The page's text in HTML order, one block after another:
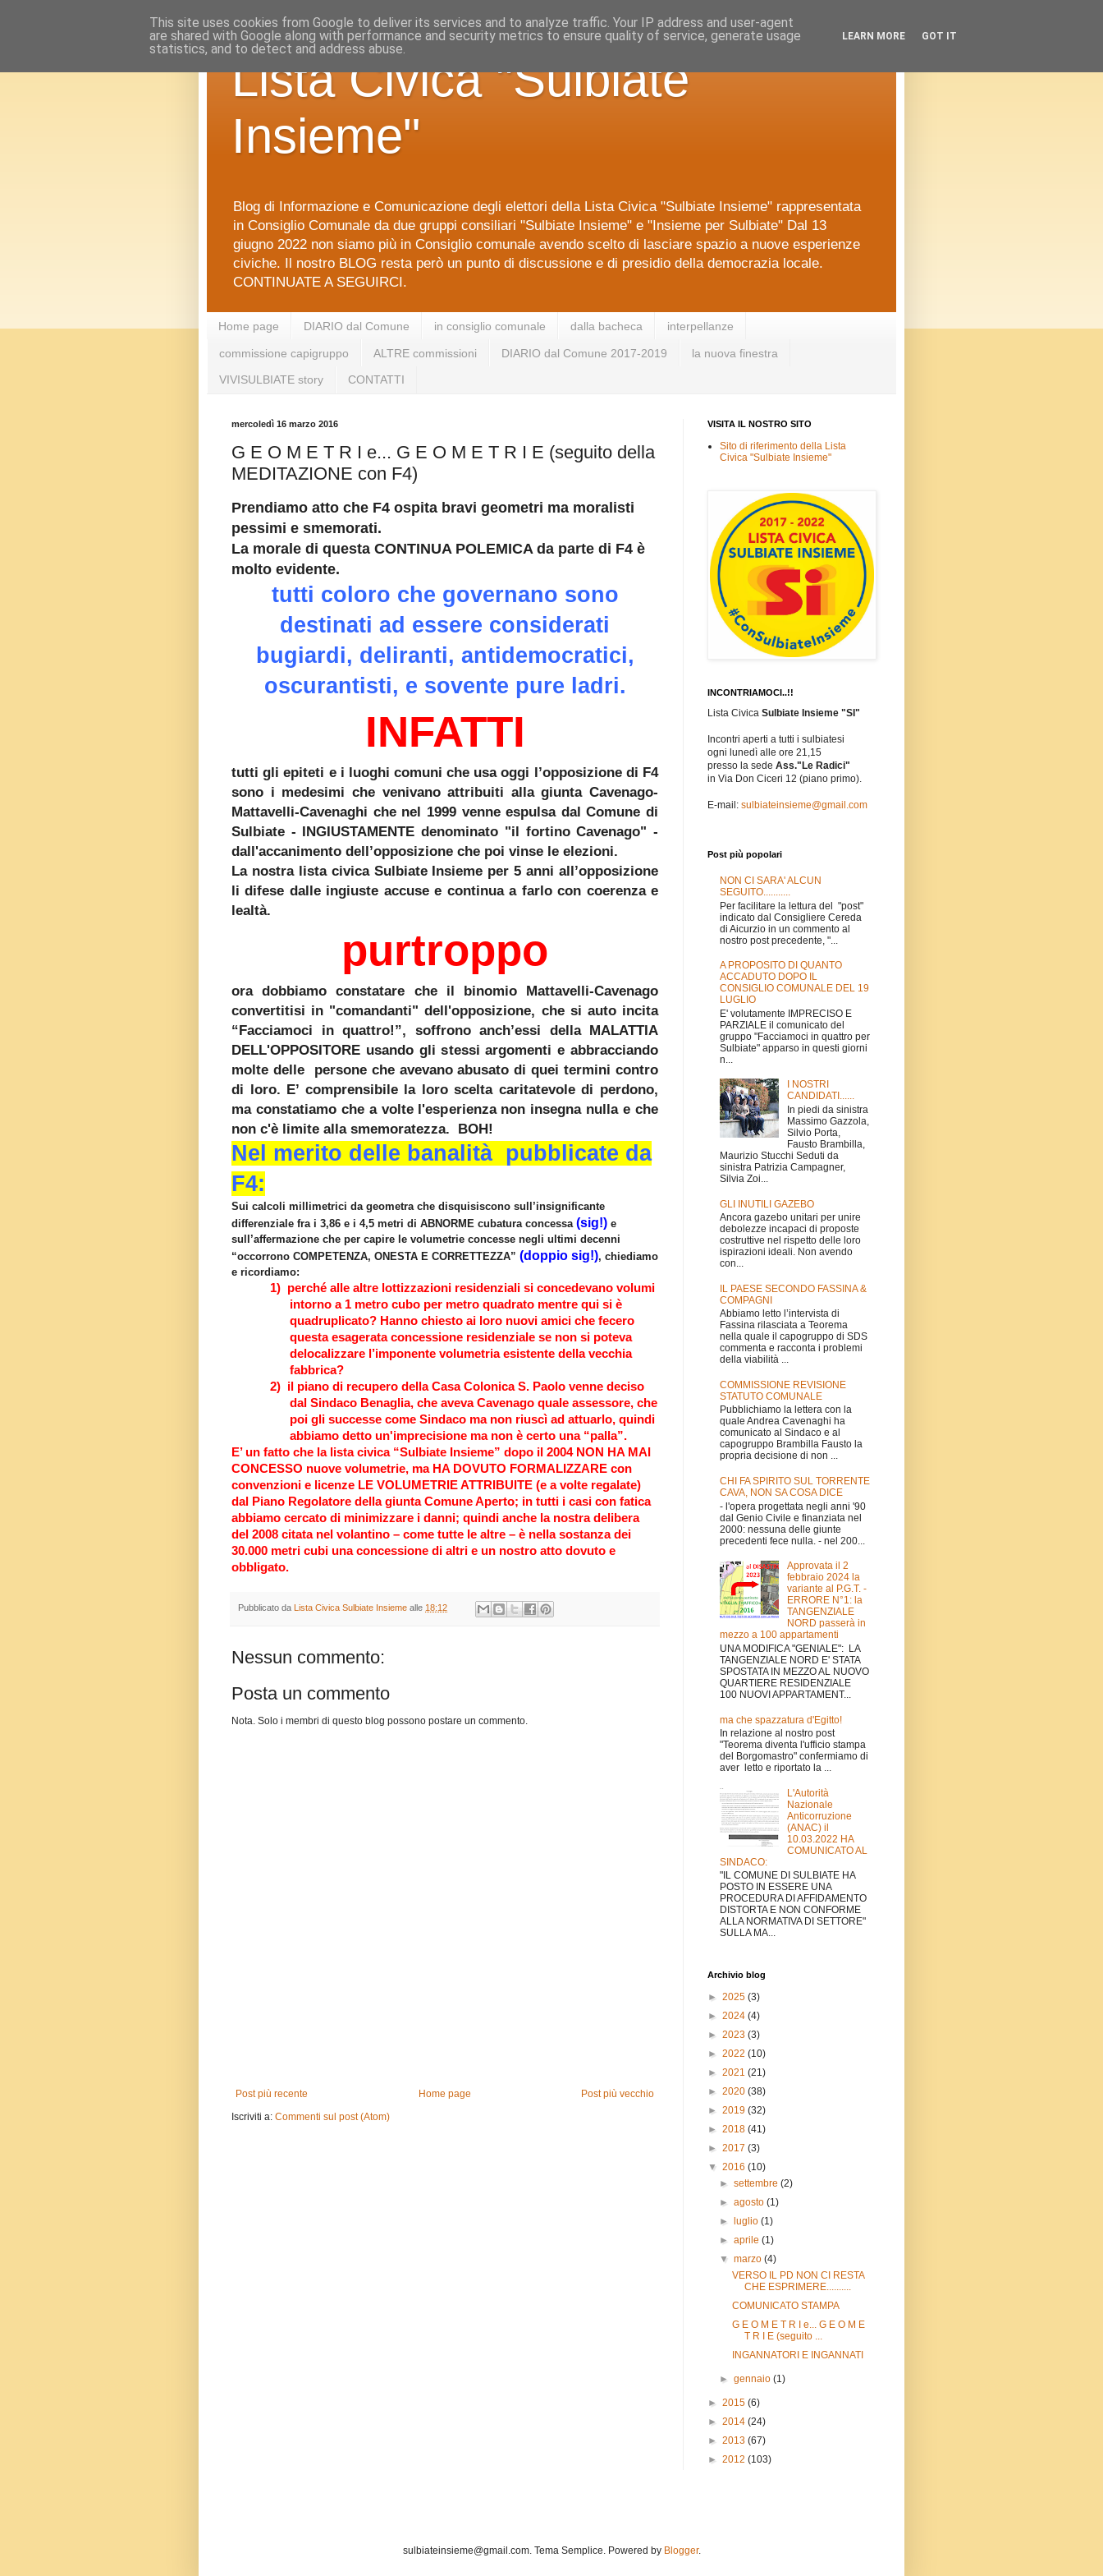
Lista Civica "Sulbiate
Insieme"
Blog di Informazione e Comunicazione degli elettori della Lista Civica "Sulbiate Insieme" rappresentata
in Consiglio Comunale da due gruppi consiliari "Sulbiate Insieme" e "Insieme per Sulbiate" Dal 13
giugno 2022 non siamo più in Consiglio comunale avendo scelto di lasciare spazio a nuove esperienze
civiche. Il nostro BLOG resta però un punto di discussione e di presidio della democrazia locale.
CONTINUATE A SEGUIRCI.
Home page DIARIO dal Comune in consiglio comunale dalla bacheca interpellanze
commissione capigruppo ALTRE commissioni DIARIO dal Comune 2017-2019 la nuova finestra
VIVISULBIATE story CONTATTI
mercoledì 16 marzo 2016
G E O M E T R I e... G E O M E T R I E (seguito della
MEDITAZIONE con F4)
Prendiamo atto che F4 ospita bravi geometri ma moralisti
pessimi e smemorati.
La morale di questa CONTINUA POLEMICA da parte di F4 è
molto evidente.
tutti coloro che governano sono
destinati ad essere considerati
bugiardi, deliranti, antidemocratici,
oscurantisti, e sovente pure ladri.
INFATTI
tutti gli epiteti e i luoghi comuni che usa oggi l’opposizione di F4
sono i medesimi che venivano attribuiti alla giunta Cavenago-
Mattavelli-Cavenaghi che nel 1999 venne espulsa dal Comune di
Sulbiate - INGIUSTAMENTE denominato "il fortino Cavenago" -
dall'accanimento dell’opposizione che poi vinse le elezioni.
La nostra lista civica Sulbiate Insieme per 5 anni all’opposizione
li difese dalle ingiuste accuse e continua a farlo con coerenza e
lealtà.
purtroppo
ora dobbiamo constatare che il binomio Mattavelli-Cavenago
convertitisi in "comandanti" dell'opposizione, che si auto incita
“Facciamoci in quattro!”, soffrono anch’essi della MALATTIA
DELL'OPPOSITORE usando gli stessi argomenti e abbracciando
molte delle persone che avevano abusato di quei termini contro
di loro. E’ comprensibile la loro scelta caritatevole di perdono,
ma constatiamo che a volte l'esperienza non insegna nulla e che
non c'è limite alla smemoratezza. BOH!
Nel merito delle banalità pubblicate da
F4:
Sui calcoli millimetrici da geometra che disquisiscono sull’insignificante
differenziale fra i 3,86 e i 4,5 metri di ABNORME cubatura concessa (sig!) e
sull’affermazione che per capire le volumetrie concesse negli ultimi decenni
“occorrono COMPETENZA, ONESTA E CORRETTEZZA” (doppio sig!), chiediamo
e ricordiamo:
1) perché alle altre lottizzazioni residenziali si concedevano volumi
intorno a 1 metro cubo per metro quadrato mentre qui si è
quadruplicato? Hanno chiesto ai loro nuovi amici che fecero
questa esagerata concessione residenziale se non si poteva
delocalizzare l’imponente volumetria esistente della vecchia
fabbrica?
2) il piano di recupero della Casa Colonica S. Paolo venne deciso
dal Sindaco Benaglia, che aveva Cavenago quale assessore, che
poi gli successe come Sindaco ma non riuscì ad attuarlo, quindi
abbiamo detto un'imprecisione ma non è certo una “palla”.
E’ un fatto che la lista civica “Sulbiate Insieme” dopo il 2004 NON HA MAI
CONCESSO nuove volumetrie, ma HA DOVUTO FORMALIZZARE con
convenzioni e licenze LE VOLUMETRIE ATTRIBUITE (e a volte regalate)
dal Piano Regolatore della giunta Comune Aperto; in tutti i casi con fatica
abbiamo cercato di minimizzare i danni; quindi anche la nostra delibera
del 2008 citata nel volantino – come tutte le altre – è nella sostanza dei
30.000 metri cubi una concessione di altri e un nostro atto dovuto e
obbligato.
Pubblicato da Lista Civica Sulbiate Insieme alle 18:12
Nessun commento:
Posta un commento
Nota. Solo i membri di questo blog possono postare un commento.
Post più recente Post più vecchio
Home page
Iscriviti a: Commenti sul post (Atom)
VISITA IL NOSTRO SITO
Sito di riferimento della Lista
Civica "Sulbiate Insieme"
INCONTRIAMOCI..!!
Lista Civica Sulbiate Insieme "SI"
Incontri aperti a tutti i sulbiatesi
ogni lunedì alle ore 21,15
presso la sede Ass."Le Radici"
in Via Don Ciceri 12 (piano primo).
E-mail: sulbiateinsieme@gmail.com
Post più popolari
NON CI SARA' ALCUN
SEGUITO...........
Per facilitare la lettura del "post"
indicato dal Consigliere Cereda
di Aicurzio in un commento al
nostro post precedente, "...
A PROPOSITO DI QUANTO
ACCADUTO DOPO IL
CONSIGLIO COMUNALE DEL 19
LUGLIO
E' volutamente IMPRECISO E
PARZIALE il comunicato del
gruppo "Facciamoci in quattro per
Sulbiate" apparso in questi giorni
n...
I NOSTRI
CANDIDATI......
In piedi da sinistra
Massimo Gazzola,
Silvio Porta,
Fausto Brambilla,
Maurizio Stucchi Seduti da
sinistra Patrizia Campagner,
Silvia Zoi...
GLI INUTILI GAZEBO
Ancora gazebo unitari per unire
debolezze incapaci di proposte
costruttive nel rispetto delle loro
ispirazioni ideali. Non avendo
con...
IL PAESE SECONDO FASSINA &
COMPAGNI
Abbiamo letto l’intervista di
Fassina rilasciata a Teorema
nella quale il capogruppo di SDS
commenta e racconta i problemi
della viabilità ...
COMMISSIONE REVISIONE
STATUTO COMUNALE
Pubblichiamo la lettera con la
quale Andrea Cavenaghi ha
comunicato al Sindaco e al
capogruppo Brambilla Fausto la
propria decisione di non ...
CHI FA SPIRITO SUL TORRENTE
CAVA, NON SA COSA DICE
- l'opera progettata negli anni '90
dal Genio Civile e finanziata nel
2000: nessuna delle giunte
precedenti fece nulla. - nel 200...
Approvata il 2
febbraio 2024 la
variante al P.G.T. -
ERRORE N°1: la
TANGENZIALE
NORD passerà in
mezzo a 100 appartamenti
UNA MODIFICA "GENIALE": LA
TANGENZIALE NORD E' STATA
SPOSTATA IN MEZZO AL NUOVO
QUARTIERE RESIDENZIALE
100 NUOVI APPARTAMENT...
ma che spazzatura d'Egitto!
In relazione al nostro post
"Teorema diventa l'ufficio stampa
del Borgomastro" confermiamo di
aver letto e riportato la ...
L'Autorità
Nazionale
Anticorruzione
(ANAC) il
10.03.2022 HA
COMUNICATO AL
SINDACO:
"IL COMUNE DI SULBIATE HA
POSTO IN ESSERE UNA
PROCEDURA DI AFFIDAMENTO
DISTORTA E NON CONFORME
ALLA NORMATIVA DI SETTORE"
SULLA MA...
Archivio blog
► 2025 (3)
► 2024 (4)
► 2023 (3)
► 2022 (10)
► 2021 (21)
► 2020 (38)
► 2019 (32)
► 2018 (41)
► 2017 (3)
▼ 2016 (10)
►settembre(2)
►agosto(1)
►
luglio(1)
►aprile(1)
▼marzo(4)
VERSO IL PD NON CI RESTA
CHE ESPRIMERE..........
COMUNICATO STAMPA
G E O M E T R I e... G E O M E
T R I E (seguito ...
INGANNATORI E INGANNATI
►gennaio(1)
► 2015 (6)
► 2014 (24)
► 2013 (67)
► 2012 (103)
sulbiateinsieme@gmail.com. Tema Semplice. Powered by Blogger.
This site uses cookies from Google to deliver its services and to analyze traffic. Your IP address and user-agent
are shared with Google along with performance and security metrics to ensure quality of service, generate usage
statistics, and to detect and address abuse.
LEARN MORE GOT IT